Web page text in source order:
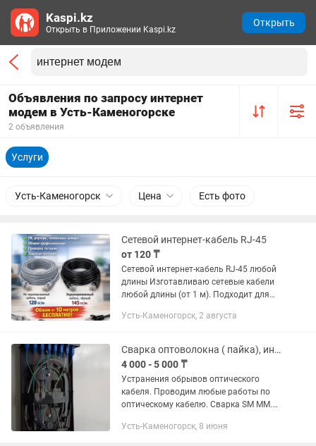
Объявления по запросу интернет
модем в Усть-Каменогорске
2 объявления
Услуги
Усть-Каменогорск Цена Есть фото
Сетевой интернет-кабель RJ-45
от 120 ₸
Сетевой интернет-кабель RJ-45 любой
длины Изготавливаю сетевые кабели
любой длины (от 1 м). Подходит для
видеокамер и интернета. - Обжим
Усть-Каменогорск, 2 августа
Сварка оптоволокна ( пайка), интернет
4 000 - 5 000 ₸
Устранения обрывов оптического
кабеля. Проводим любые работы по
оптическому кабелю. Сварка SM MM.
Рефлектограмма. Протяжка кабеля.
Усть-Каменогорск, 8 июня
Kaspi.kz
Открыть в Приложении Kaspi.kz
Открыть